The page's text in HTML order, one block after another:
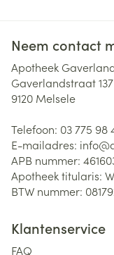
Neem contact
Apotheek
Gaverlandstraat 137
9120 Melsele
Telefoon: 03 775 98
E-mailadres: info@
APB nummer:
Apotheek titularis:
BTW nummer:
Klantenservice
FAQ